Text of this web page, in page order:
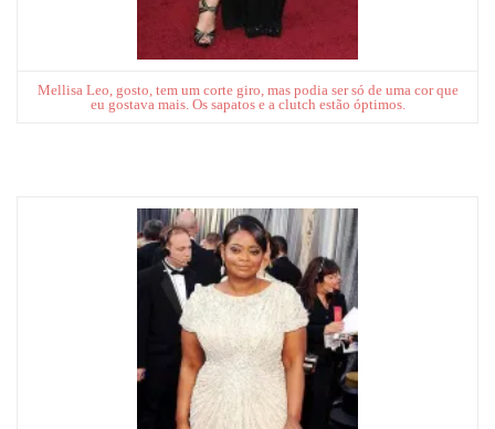
Mellisa Leo, gosto, tem um corte giro, mas podia ser só de uma cor que
eu gostava mais. Os sapatos e a clutch estão óptimos.